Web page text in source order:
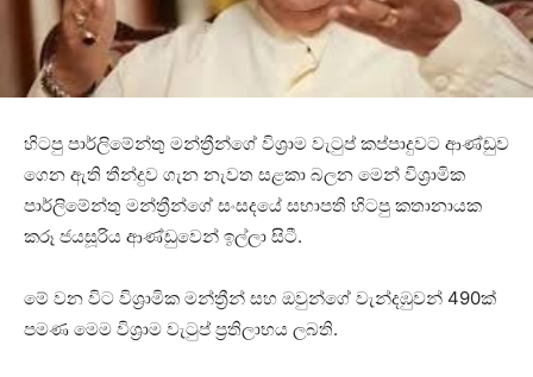
හිටපු පාර්ලිමේන්තු මන්ත්‍රීන්ගේ විශ්‍රාම වැටුප් කප්පාදුවට ආණ්ඩුව
ගෙන ඇති තීන්දුව ගැන නැවත සළකා බලන මෙන් විශ්‍රාමික
පාර්ලිමේන්තු මන්ත්‍රීන්ගේ සංසදයේ සභාපති හිටපු කතානායක
කරූ ජයසූරිය ආණ්ඩුවෙන් ඉල්ලා සිටී.
මේ වන විට විශ්‍රාමික මන්ත්‍රීන් සහ ඔවුන්ගේ වැන්දඹුවන් 490ක්
පමණ මෙම විශ්‍රාම වැටුප් ප්‍රතිලාභය ලබති.